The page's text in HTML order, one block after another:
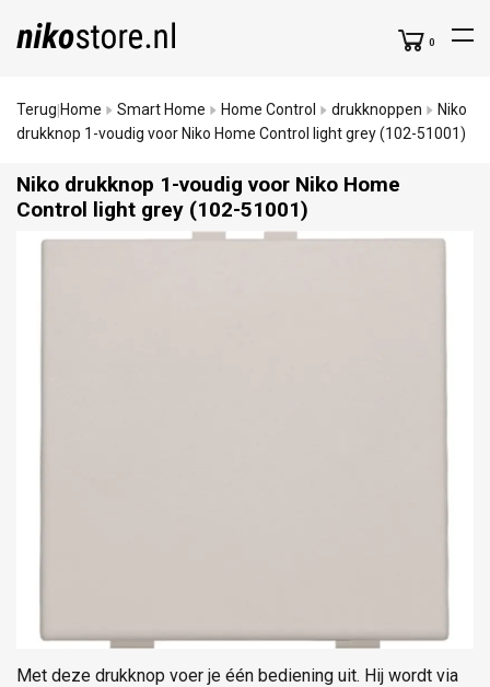
0
Terug Home Smart Home Home Control drukknoppen
Niko
drukknop 1-voudig voor Niko Home Control light grey (102-51001)
Niko drukknop 1-voudig voor Niko Home
Control light grey (102-51001)
Met deze drukknop voer je één bediening uit. Hij wordt via